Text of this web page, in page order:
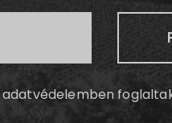
adatvédelemben